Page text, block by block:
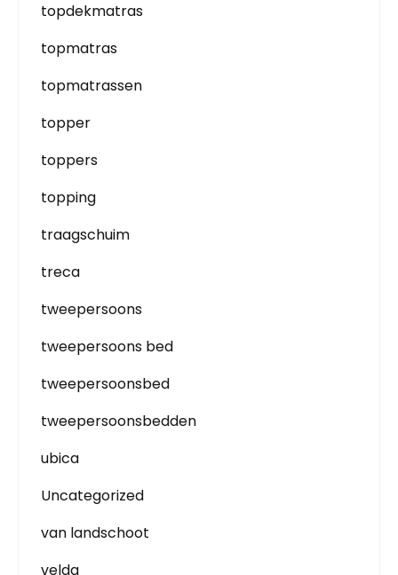
topdekmatras
topmatras
topmatrassen
topper
toppers
topping
traagschuim
treca
tweepersoons
tweepersoons bed
tweepersoonsbed
tweepersoonsbedden
ubica
Uncategorized
van landschoot
velda